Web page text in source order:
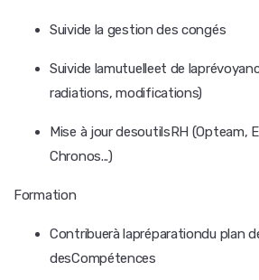
Suivide la gestion des congés
Suivide lamutuelleet de
radiations, modifications)
Mise à jour desoutilsRH (Opteam,
Chronos...)
Formation
Contribuerà lapréparationdu plan
desCompétences